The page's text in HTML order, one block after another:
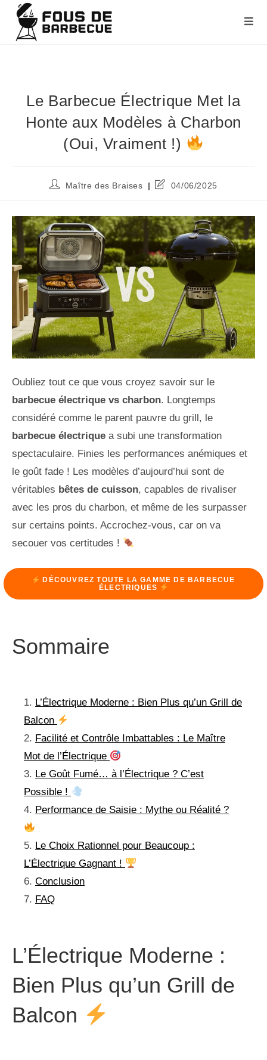
Le Barbecue Électrique Met la
Honte aux Modèles à Charbon
(Oui, Vraiment !)
Maître des Braises 04/06/2025
Oubliez tout ce que vous croyez savoir sur le
barbecue électrique vs charbon. Longtemps
considéré comme le parent pauvre du grill, le
barbecue électrique a subi une transformation
spectaculaire. Finies les performances anémiques et
le goût fade ! Les modèles d’aujourd’hui sont de
véritables bêtes de cuisson, capables de rivaliser
avec les pros du charbon, et même de les surpasser
sur certains points. Accrochez-vous, car on va
secouer vos certitudes !
DÉCOUVREZ TOUTE LA GAMME DE BARBECUE
ÉLECTRIQUES
Sommaire
L’Électrique Moderne : Bien Plus qu’un Grill de
Balcon
Facilité et Contrôle Imbattables : Le Maître
Mot de l’Électrique
Le Goût Fumé… à l’Électrique ? C’est
Possible !
Performance de Saisie : Mythe ou Réalité ?
Le Choix Rationnel pour Beaucoup :
L’Électrique Gagnant !
Conclusion
FAQ
L’Électrique Moderne :
Bien Plus qu’un Grill de
Balcon